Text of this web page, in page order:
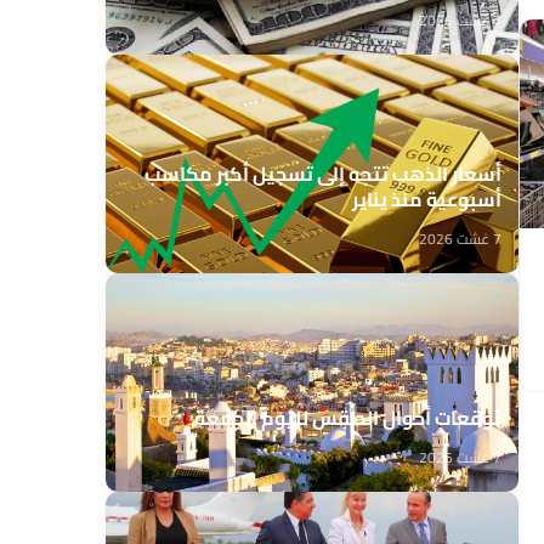
7 غشت 2026
أسعار الذهب تتجه إلى تسجيل أكبر مكاسب
أسبوعية منذ يناير
7 غشت 2026
توقعات أحوال الطقس لليوم الجمعة
7 غشت 2026